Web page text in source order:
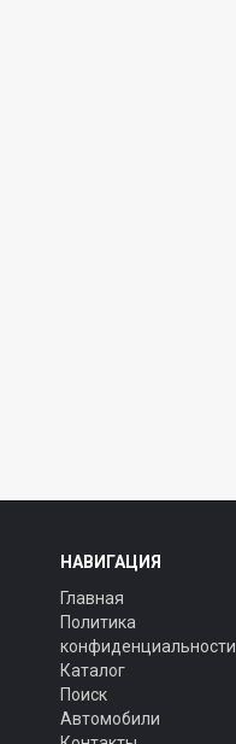
НАВИГАЦИЯ
Главная
Политика
конфиденциальности
Каталог
Поиск
Автомобили